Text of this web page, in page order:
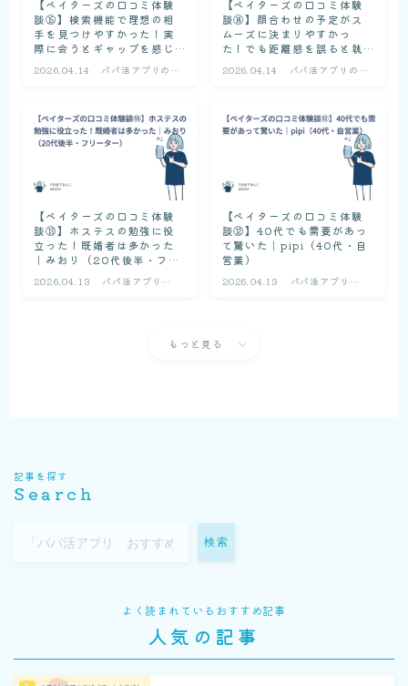
【ペイターズの口コミ体験
談⑮】検索機能で理想の相
手を見つけやすかった！実
際に会うとギャップを感じ
る男性会員もいた｜ゆかり
ん（20代後半・会社員）
2026.04.14
パパ活アプリの口
【ペイターズの口コミ体験
談⑭】顔合わせの予定がス
ムーズに決まりやすかっ
た！でも距離感を誤ると執
着されることもあった｜ゆ
うい（30代前半・会社員）
2026.04.14
パパ活アプリの口
【ペイターズの口コミ体験
談⑬】ホステスの勉強に役
立った！既婚者は多かった
｜みおり（20代後半・フリ
2026.04.13
パパ活アプリの
【ペイターズの口コミ体験
談⑫】40代でも需要があっ
て驚いた｜pipi（40代・自
営業）
2026.04.13
パパ活アプリの
もっと見る
記事を探す
Search
検索
よく読まれているおすすめ記事
人気の記事